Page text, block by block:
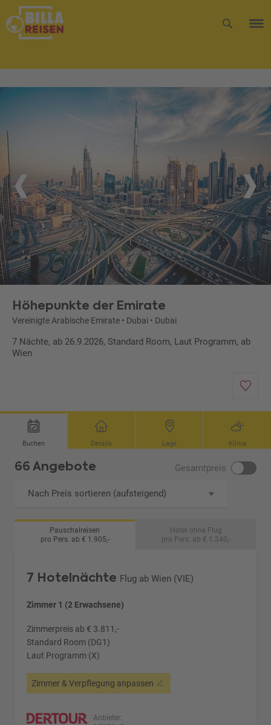
Höhepunkte der Emirate
Vereinigte Arabische Emirate • Dubai • Dubai
7 Nächte, ab 26.9.2026, Standard Room, Laut Programm, ab
Wien
Buchen Details Lage Klima
66 Angebote Gesamtpreis
Nach Preis sortieren (aufsteigend)
Pauschalreisen
pro Pers. ab € 1.905,-
Hotel ohne Flug
pro Pers. ab € 1.340,-
7 Hotelnächte Flug ab Wien (VIE)
Zimmer 1 (2 Erwachsene)
Zimmerpreis ab € 3.811,-
Standard Room (DG1)
Laut Programm (X)
Zimmer & Verpflegung anpassen
Anbieter: